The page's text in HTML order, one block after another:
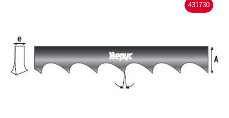
431730